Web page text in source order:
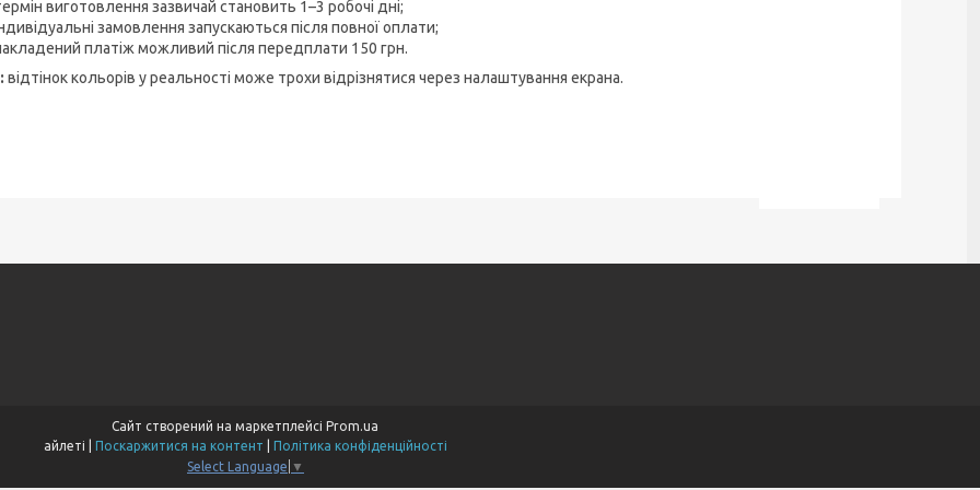
виготовлення зазвичай становить 1–3 робочі дні;
замовлення запускаються після повної оплати;
платіж можливий після передплати 150 грн.
відтінок кольорів у реальності може трохи відрізнятися через налаштування екрана.
Сайт створений на маркетплейсі Prom.ua
Поскаржитися на контент
Політика конфіденційності
Select Language ▼